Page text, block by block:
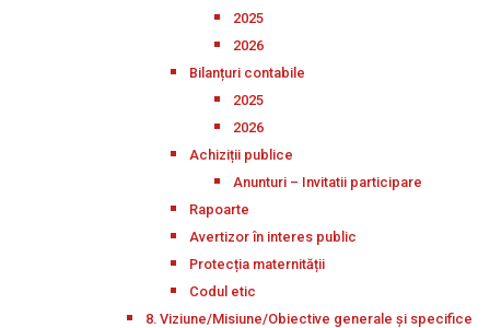
2025
2026
Bilanțuri contabile
2025
2026
Achiziții publice
Anunturi – Invitatii participare
Rapoarte
Avertizor în interes public
Protecția maternității
Codul etic
8. Viziune/Misiune/Obiective generale și specifice